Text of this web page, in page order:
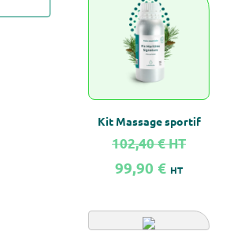
Kit Massage sportif
102,40 €HT
99,90 € HT